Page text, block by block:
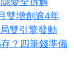
雙增創逾4年
雙引擎發動
？四筆錢準備